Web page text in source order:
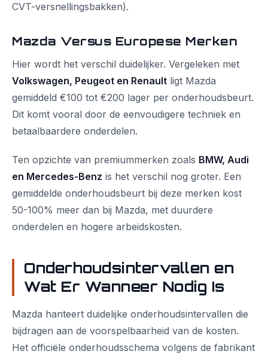
CVT-versnellingsbakken).
Mazda Versus Europese Merken
Hier wordt het verschil duidelijker. Vergeleken met
Volkswagen, Peugeot en Renault ligt Mazda
gemiddeld €100 tot €200 lager per onderhoudsbeurt.
Dit komt vooral door de eenvoudigere techniek en
betaalbaardere onderdelen.
Ten opzichte van premiummerken zoals BMW, Audi
en Mercedes-Benz is het verschil nog groter. Een
gemiddelde onderhoudsbeurt bij deze merken kost
50-100% meer dan bij Mazda, met duurdere
onderdelen en hogere arbeidskosten.
Onderhoudsintervallen en
Wat Er Wanneer Nodig Is
Mazda hanteert duidelijke onderhoudsintervallen die
bijdragen aan de voorspelbaarheid van de kosten.
Het officiële onderhoudsschema volgens de fabrikant